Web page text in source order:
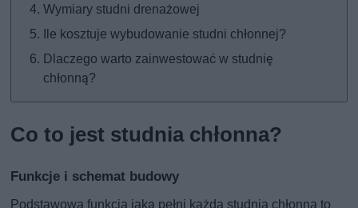
Wymiary studni drenażowej
Ile kosztuje wybudowanie studni chłonnej?
Dlaczego warto zainwestować w studnię
chłonną?
Co to jest studnia chłonna?
Funkcje i schemat budowy
Podstawowa funkcja jaką pełni każda studnia chłonna to